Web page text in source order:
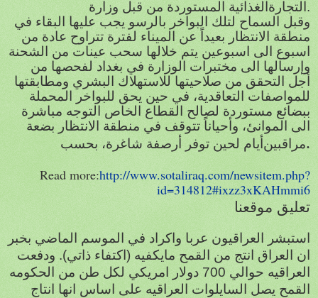
الغذائية المستوردة من قبل وزارة التجارة .
وقبل السماح لتلك البواخر بالرسو يجب عليها البقاء في
منطقة الانتظار بعيداً عن الميناء لفترة تتراوح عادة من
اسبوع الى اسبوعين يتم خلالها سحب عينات من الشحنة
وإرسالها الى مختبرات الوزارة في بغداد لفحصها من
أجل التحقق من صلاحيتها للاستهلاك البشري ومطابقتها
للمواصفات التعاقدية، في حين يحق للبواخر المحملة
ببضائع مستوردة لصالح القطاع الخاص التوجه مباشرة
الى الموانئ، وأحياناً تتوقف في منطقة الانتظار بضعة
أيام لحين توفر أرصفة شاغرة، بحسب مراقبين.
Read more:http://www.sotaliraq.com/newsitem.php?
id=314812#ixzz3xKAHmmi6
تعليق موقعنا
استبشر العراقيون عربا واكراد في الموسم الماضي بخبر
ان العراق انتج من القمح مايكفيه (اكتفاء ذاتي). ودفعت
الحكومه
العراقيه حوالي 700 دولار امريكي لكل طن من
القمح يصل السايلوات العراقيه على اساس انها انتاج